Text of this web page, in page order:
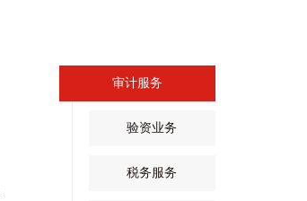
审计服务
验资业务
税务服务